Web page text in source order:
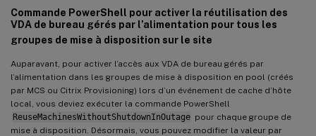
Commande PowerShell pour activer la réutilisation des
VDA de bureau gérés par l’alimentation pour tous les
groupes de mise à disposition sur le site
Auparavant, pour activer l’accès aux VDA de bureau gérés par
l’alimentation dans les groupes de mise à disposition en pool (créés
par MCS ou Citrix Provisioning) lors d’un événement de cache d’hôte
local, vous deviez exécuter la commande PowerShell
ReuseMachinesWithoutShutdownInOutage pour chaque groupe de
mise à disposition. Désormais, vous pouvez modifier la valeur par